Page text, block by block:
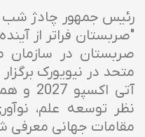
رئیس جمهور چادژ شب
"صربستان فراتر از
صربستان در سازمان
متحد در نیویورک
آتی
نظر توسعه علم،
مقامات جهانی معرفی